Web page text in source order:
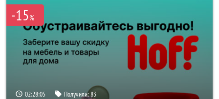
-15%
02:28:04 Получили:83